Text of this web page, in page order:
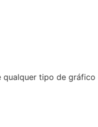
qualquer tipo de